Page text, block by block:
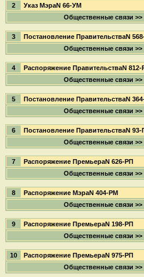
2
Указ МэраN 66-УМ
Общественные связи
3
Постановление ПравительстваN
Общественные связи
4
Распоряжение ПравительстваN 812-
Общественные связи
5
Постановление ПравительстваN
Общественные связи
6
Постановление ПравительстваN
Общественные связи
7
Распоряжение ПремьераN 626-РП
Общественные связи
8
Распоряжение МэраN 404-РМ
Общественные связи
9
Распоряжение ПремьераN 198-РП
Общественные связи
10
Распоряжение ПремьераN 975-РП
Общественные связи